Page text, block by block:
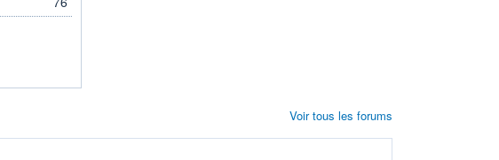
Voir tous les forums